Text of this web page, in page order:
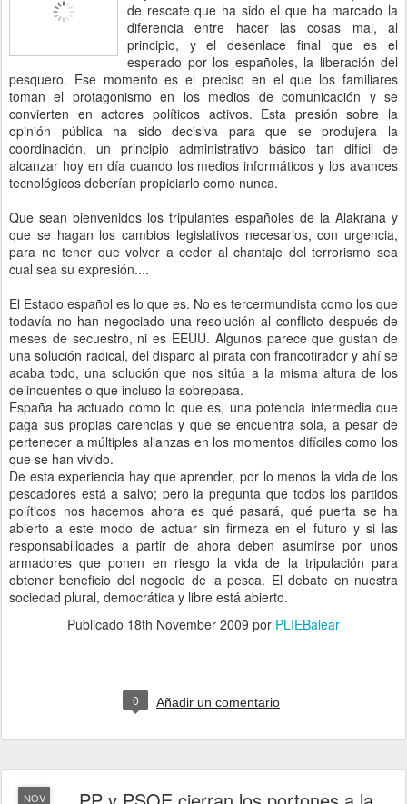
de rescate que ha sido el que ha marcado la
diferencia entre hacer las cosas mal, al
principio, y el desenlace final que es el
esperado por los españoles, la liberación del
pesquero. Ese momento es el preciso en el que los familiares
toman el protagonismo en los medios de comunicación y se
convierten en actores políticos activos. Esta presión sobre la
opinión pública ha sido decisiva para que se produjera la
coordinación, un principio administrativo básico tan difícil de
alcanzar hoy en día cuando los medios informáticos y los avances
tecnológicos deberían propiciarlo como nunca.
Que sean bienvenidos los tripulantes españoles de la Alakrana y
que se hagan los cambios legislativos necesarios, con urgencia,
para no tener que volver a ceder al chantaje del terrorismo sea
cual sea su expresión....
El Estado español es lo que es. No es tercermundista como los que
todavía no han negociado una resolución al conflicto después de
meses de secuestro, ni es EEUU. Algunos parece que gustan de
una solución radical, del disparo al pirata con francotirador y ahí se
acaba todo, una solución que nos sitúa a la misma altura de los
delincuentes o que incluso la sobrepasa.
España ha actuado como lo que es, una potencia intermedia que
paga sus propias carencias y que se encuentra sola, a pesar de
pertenecer a múltiples alianzas en los momentos difíciles como los
que se han vivido.
De esta experiencia hay que aprender, por lo menos la vida de los
pescadores está a salvo; pero la pregunta que todos los partidos
políticos nos hacemos ahora es qué pasará, qué puerta se ha
abierto a este modo de actuar sin firmeza en el futuro y si las
responsabilidades a partir de ahora deben asumirse por unos
armadores que ponen en riesgo la vida de la tripulación para
obtener beneficio del negocio de la pesca. El debate en nuestra
sociedad plural, democrática y libre está abierto.
Publicado 18th November 2009 por PLIEBalear
0 Añadir un comentario
NOV